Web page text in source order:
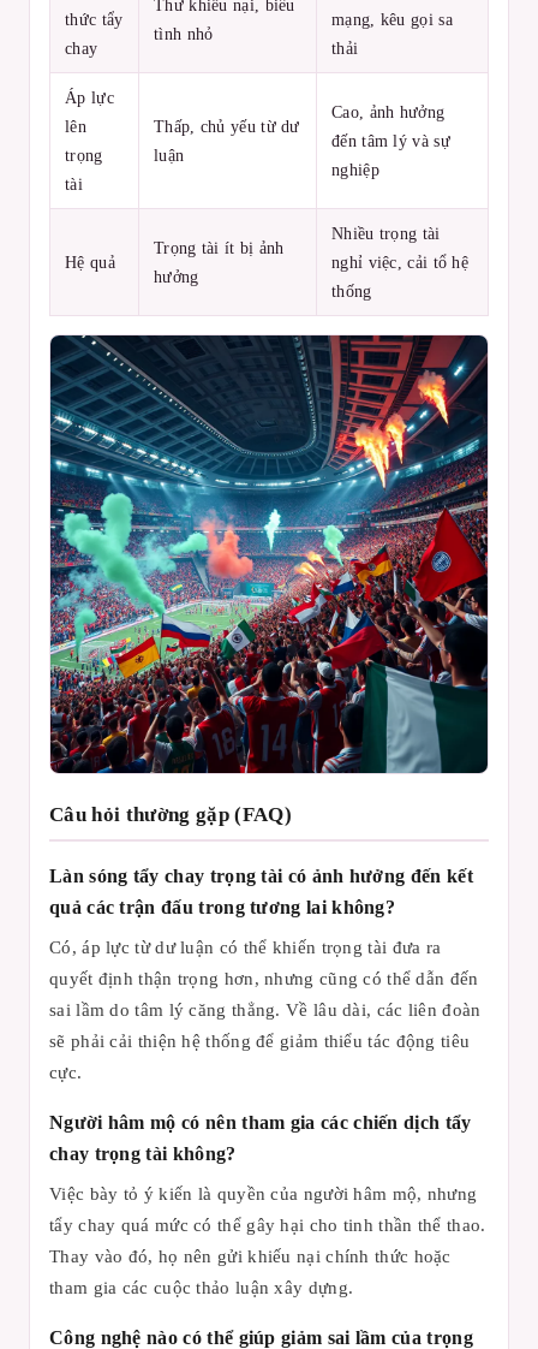
thức tẩy
chay
Thư khiếu nại, biểu
tình nhỏ
mạng, kêu gọi sa
thải
Áp lực
lên
trọng
tài
Thấp, chủ yếu từ dư
luận
Cao, ảnh hưởng
đến tâm lý và sự
nghiệp
Hệ quả
Trọng tài ít bị ảnh
hưởng
Nhiều trọng tài
nghỉ việc, cải tổ hệ
thống
Câu hỏi thường gặp (FAQ)
Làn sóng tẩy chay trọng tài có ảnh hưởng đến kết
quả các trận đấu trong tương lai không?
Có, áp lực từ dư luận có thể khiến trọng tài đưa ra
quyết định thận trọng hơn, nhưng cũng có thể dẫn đến
sai lầm do tâm lý căng thẳng. Về lâu dài, các liên đoàn
sẽ phải cải thiện hệ thống để giảm thiểu tác động tiêu
cực.
Người hâm mộ có nên tham gia các chiến dịch tẩy
chay trọng tài không?
Việc bày tỏ ý kiến là quyền của người hâm mộ, nhưng
tẩy chay quá mức có thể gây hại cho tinh thần thể thao.
Thay vào đó, họ nên gửi khiếu nại chính thức hoặc
tham gia các cuộc thảo luận xây dựng.
Công nghệ nào có thể giúp giảm sai lầm của trọng